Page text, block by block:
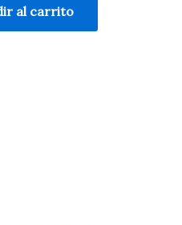
al carrito